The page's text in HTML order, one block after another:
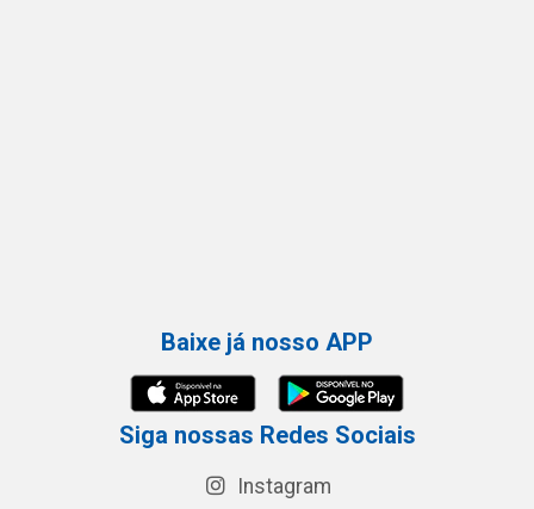
Baixe já nosso APP
Siga nossas Redes Sociais
Instagram